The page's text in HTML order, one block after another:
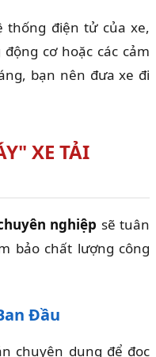
điện tử của xe,
cơ hoặc các cảm
bạn nên đưa xe đi
XE TẢI
nghiệp sẽ tuân
bảo chất lượng công
Đầu
chuyên dụng để đọc